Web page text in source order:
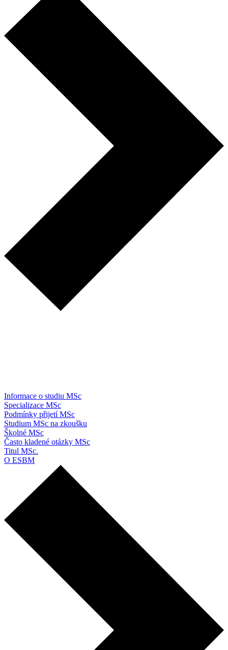
Informace o studiu MSc
Specializace MSc
Podmínky přijetí MSc
Studium MSc na zkoušku
Školné MSc
Často kladené otázky MSc
Titul MSc.
O ESBM